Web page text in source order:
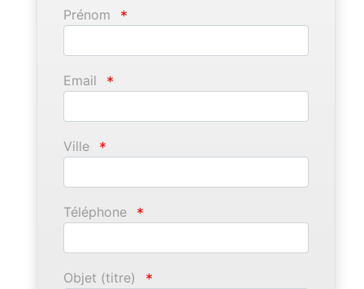
Prénom *
Email *
Ville *
Téléphone *
Objet (titre) *